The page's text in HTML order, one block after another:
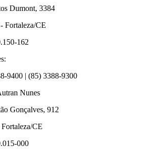
Dumont, 3384
Fortaleza/CE
162
9400 | (85) 3388-9300
Nunes
Gonçalves, 912
CE
000